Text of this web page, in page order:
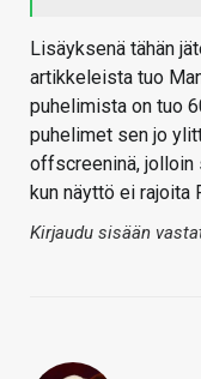
Lisäyksenä tähän
artikkeleista tuo
puhelimista on tuo
puhelimet sen jo
offscreeninä, jolloin
kun näyttö ei rajoita
Kirjaudu sisään